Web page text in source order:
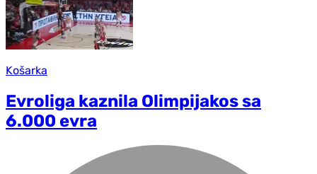
Košarka
Evroliga kaznila Olimpijakos sa
6.000 evra